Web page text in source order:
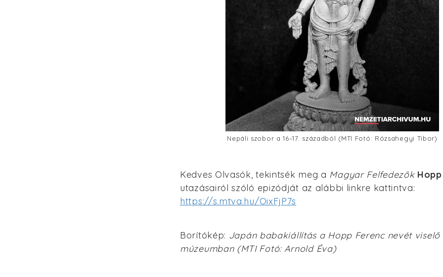
Nepáli szobor a 16–17. századból (MTI Fotó: Rózsahegyi Tibor)
Kedves Olvasók, tekintsék meg a Magyar Felfedezők
utazásairól szóló epizódját az alábbi linkre kattintva:
https://s.mtva.hu/OixFjP7s
Borítókép: Japán babakiállítás a Hopp Ferenc nevét viselő
múzeumban (MTI Fotó: Arnold Éva)